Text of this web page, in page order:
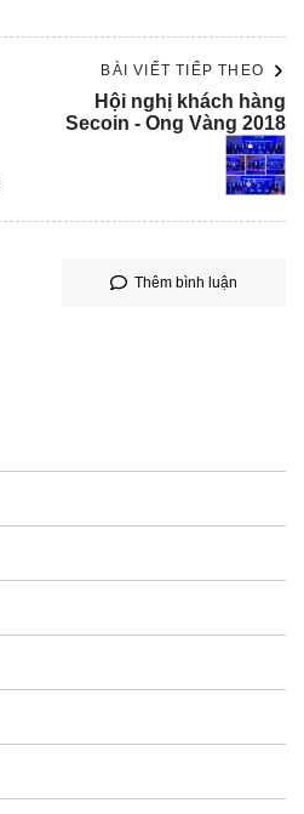
BÀI VIẾT TIẾP THEO
Hội nghị khách hàng
Secoin - Ong Vàng 2018
Thêm bình luận